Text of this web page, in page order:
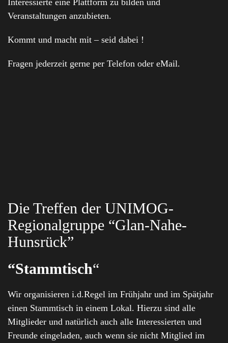
Interessierte eine Plattform zu bilden und
Veranstaltungen anzubieten.
Kommt und macht mit – seid dabei !
Fragen jederzeit gerne per Telefon oder eMail.
Die Treffen der UNIMOG-
Regionalgruppe “Glan-Nahe-
Hunsrück”
“Stammtisch“
Wir organisieren i.d.Regel im Frühjahr und im Spätjahr
einen Stammtisch in einem Lokal. Hierzu sind alle
Mitglieder und natürlich auch alle Interessierten und
Freunde eingeladen, auch wenn sie nicht Mitglied im